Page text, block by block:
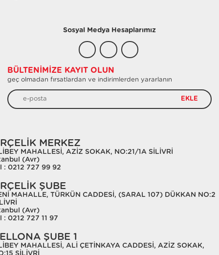
Sosyal Medya Hesaplarımız
BÜLTENIMIZE KAYIT OLUN
geç olmadan fırsatlardan ve indirimlerden yararlanın
EKLE
MERKEZ
MAHALLESİ, AZİZ SOKAK, NO:21/1A SİLİVRİ
(Avr)
: 0212 727 99 92
ŞUBE
MAHALLE, TÜRKÜN CADDESİ, (SARAL 107) DÜKKAN NO:2
(Avr)
: 0212 727 11 97
ŞUBE 1
MAHALLESİ, ALİ ÇETİNKAYA CADDESİ, AZİZ SOKAK,
SİLİVRİ